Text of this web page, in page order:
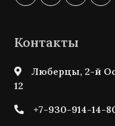
Контакты
Люберцы, 2-й
12
+7-930-914-14-